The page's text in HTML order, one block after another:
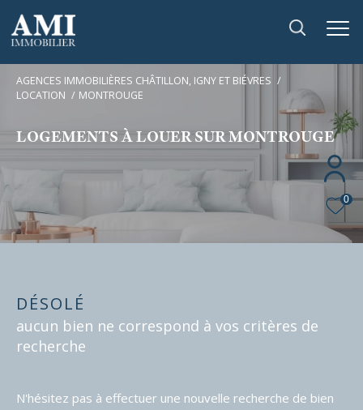
0
AGENCES IMMOBILIÈRES CHÂTILLON, IGNY ET BIÉVRES
LOCATION
MONTROUGE
LOGEMENTS À LOUER SUR MONTROUGE
DÉSOLÉ
aucun bien ne correspond à vos critères de
recherche
N'hésitez pas à effectuer une nouvelle recherche de bien